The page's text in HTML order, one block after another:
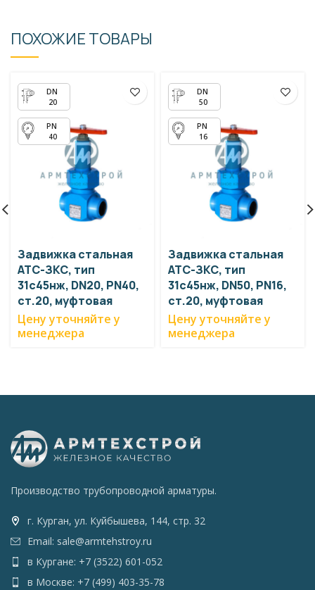
ПОХОЖИЕ ТОВАРЫ
20
40
Задвижка стальная
АТС-ЗКС, тип
31с45нж, DN20, PN40,
ст.20, муфтовая
Цену уточняйте у
менеджера
50
16
Задвижка стальная
АТС-ЗКС, тип
31с45нж, DN50, PN16,
ст.20, муфтовая
Цену уточняйте у
менеджера
Производство трубопроводной арматуры.
г. Курган, ул. Куйбышева, 144, стр. 32
Email: sale@armtehstroy.ru
в Кургане: +7 (3522) 601-052
в Москве: +7 (499) 403-35-78